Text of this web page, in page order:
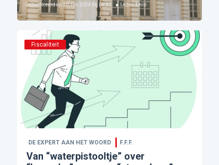
Gepubliceerd op30 Jun 2024 bij 06:22 Lezen4min
Fiscaliteit
DE EXPERT AAN HET WOORD F.F.F.
Van “waterpistooltje” over